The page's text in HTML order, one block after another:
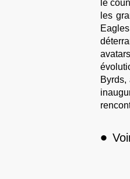
le
les
Byrds,
•